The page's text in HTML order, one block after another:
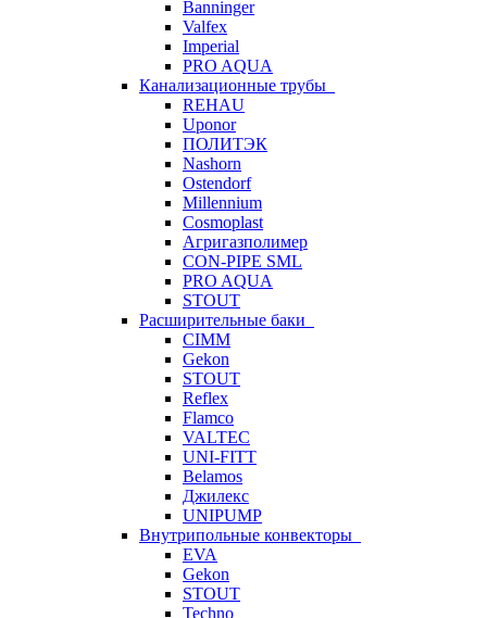
Banninger
Valfex
Imperial
PRO AQUA
Канализационные трубы
REHAU
Uponor
ПОЛИТЭК
Nashorn
Ostendorf
Millennium
Cosmoplast
Агригазполимер
CON-PIPE SML
PRO AQUA
STOUT
Расширительные баки
CIMM
Gekon
STOUT
Reflex
Flamco
VALTEC
UNI-FITT
Belamos
Джилекс
UNIPUMP
Внутрипольные конвекторы
EVA
Gekon
STOUT
Techno